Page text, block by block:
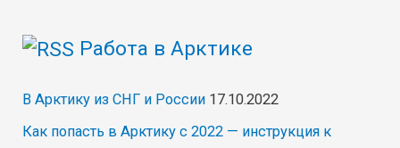
Работа в Арктике
В Арктику из СНГ и России 17.10.2022
Как попасть в Арктику с 2022 — инструкция к